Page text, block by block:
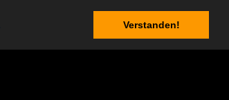
Verstanden!